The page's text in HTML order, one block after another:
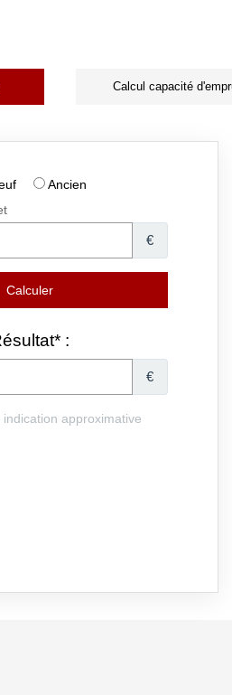
Calcul capacité